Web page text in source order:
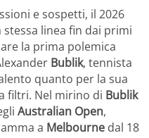
e sospetti, il 2026
linea fin dai primi
la prima polemica
Bublik, tennista
quanto per la sua
filtri. Nel mirino di Bublik
Australian Open,
a Melbourne dal 18